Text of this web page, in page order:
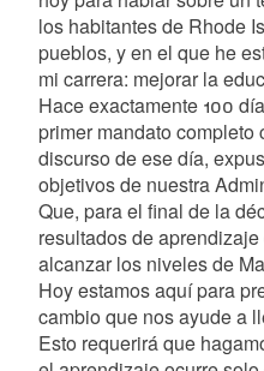
los habitantes de Rhode
pueblos, y en el que he
mi carrera: mejorar la
Hace exactamente 100
primer mandato completo
discurso de ese día,
objetivos de nuestra
Que, para el final de la
resultados de
alcanzar los niveles de
Hoy estamos aquí para
cambio que nos ayude a
Esto requerirá que